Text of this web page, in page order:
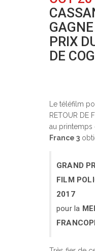
PRIX
DE
Le téléfilm
RETOUR DE
au printemps
France 3
GRAND
FILM
2017
pour la